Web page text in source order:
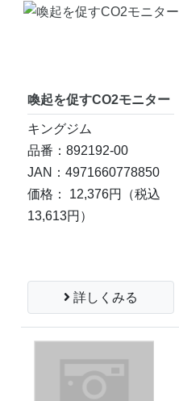
喚起を促すCO2モニター
キングジム
品番：892192-00
JAN：4971660778850
価格： 12,376円
（税込
13,613円）
詳しくみる